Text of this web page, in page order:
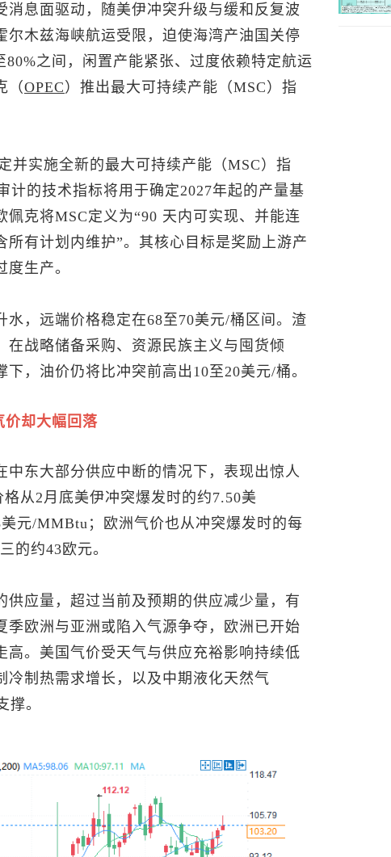
息面驱动，随美伊冲突升级与缓和反复波
木兹海峡航运受限，迫使海湾产油国关停
之间，闲置产能紧张、过度依赖特定航运
（OPEC）推出最大可持续产能（MSC）指
并实施全新的最大可持续产能（MSC）指
计的技术指标将用于确定2027年起的产量基
克将MSC定义为“90 天内可实现、并能连
有计划内维护”。其核心目标是奖励上游产
生产。
水，远端价格稳定在68至70美元/桶区间。渣
战略储备采购、资源民族主义与囤货倾
，油价仍将比冲突前高出10至20美元/桶。
价却大幅回落
中东大部分供应中断的情况下，表现出惊人
从2月底美伊冲突爆发时的约7.50美
元/MMBtu；欧洲气价也从冲突爆发时的每
的约43欧元。
应量，超过当前及预期的供应减少量，有
欧洲与亚洲或陷入气源争夺，欧洲已开始
。美国气价受天气与供应充裕影响持续低
制热需求增长，以及中期液化天然气
撑。